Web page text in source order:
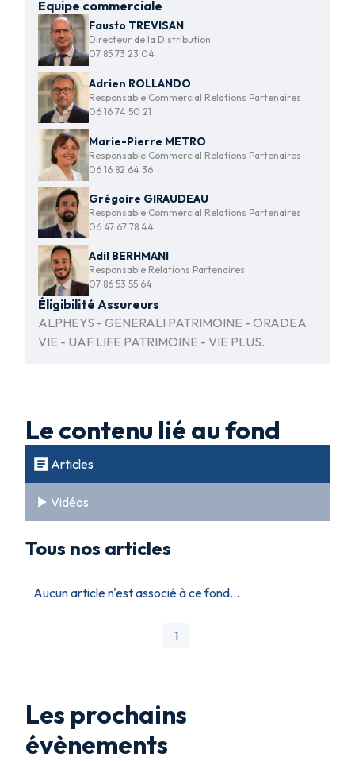
Equipe commerciale
Fausto TREVISAN
Directeur de la Distribution
07 85 73 23 04
Adrien ROLLANDO
Responsable Commercial Relations Partenaires
06 16 74 50 21
Marie-Pierre METRO
Responsable Commercial Relations Partenaires
06 16 82 64 36
Grégoire GIRAUDEAU
Responsable Commercial Relations Partenaires
06 47 67 78 44
Adil BERHMANI
Responsable Relations Partenaires
07 86 53 55 64
Éligibilité Assureurs
ALPHEYS - GENERALI PATRIMOINE - ORADEA
VIE - UAF LIFE PATRIMOINE - VIE PLUS.
Le contenu lié au fond
Articles
Vidéos
Tous nos articles
Aucun article n'est associé à ce fond...
1
Les prochains
évènements